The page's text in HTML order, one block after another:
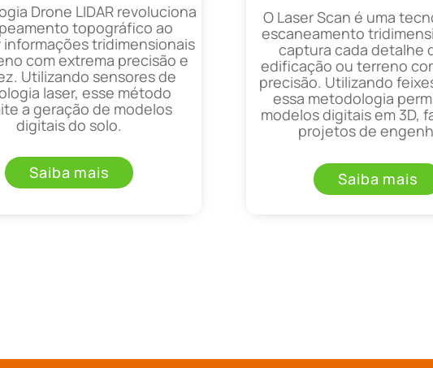
Drone LIDAR revoluciona
topográfico ao
tridimensionais
com extrema precisão e
Utilizando sensores de
laser, esse método
a geração de modelos
digitais do solo.
Saiba mais
O Laser Scan é uma
escaneamento
captura cada detalhe
edificação ou terreno
precisão. Utilizando
essa metodologia
modelos digitais em 3D,
projetos de
Saiba mais